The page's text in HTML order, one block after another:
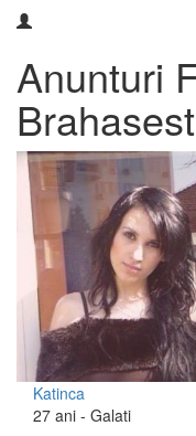
Anunturi
Katinca
27 ani - Galati